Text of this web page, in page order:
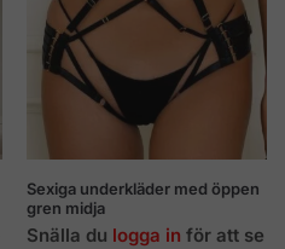
Sexiga underkläder med öppen
gren midja
Snälla du logga in för att se